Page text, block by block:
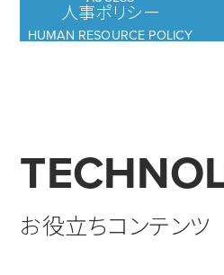
人事ポリシー
HUMAN RESOURCE POLICY
お役立ちコンテンツ